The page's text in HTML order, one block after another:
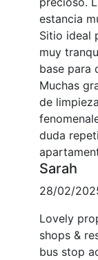
estancia
Sitio ideal
muy
base para
Muchas
de
duda
Sarah
28/02/
Lovely
shops &
bus stop